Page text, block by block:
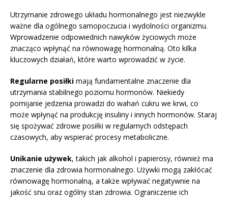
Utrzymanie zdrowego układu hormonalnego jest niezwykle
ważne dla ogólnego samopoczucia i wydolności organizmu.
Wprowadzenie odpowiednich nawyków życiowych może
znacząco wpłynąć na równowagę hormonalną. Oto kilka
kluczowych działań, które warto wprowadzić w życie.
Regularne posiłki mają fundamentalne znaczenie dla
utrzymania stabilnego poziomu hormonów. Niekiedy
pomijanie jedzenia prowadzi do wahań cukru we krwi, co
może wpłynąć na produkcję insuliny i innych hormonów. Staraj
się spożywać zdrowe posiłki w regularnych odstępach
czasowych, aby wspierać procesy metaboliczne.
Unikanie używek, takich jak alkohol i papierosy, również ma
znaczenie dla zdrowia hormonalnego. Używki mogą zakłócać
równowagę hormonalną, a także wpływać negatywnie na
jakość snu oraz ogólny stan zdrowia. Ograniczenie ich